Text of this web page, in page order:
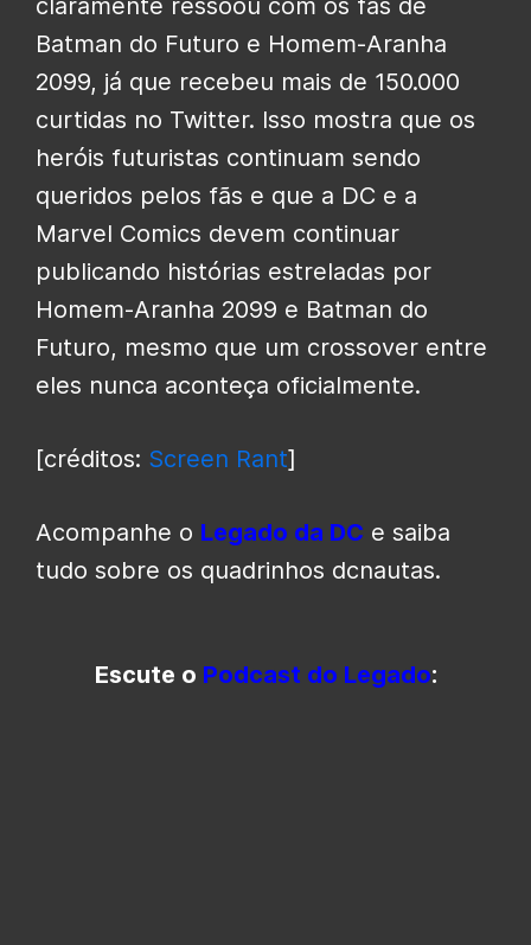
claramente ressoou com os fãs de
Batman do Futuro e Homem-Aranha
2099, já que recebeu mais de 150.000
curtidas no Twitter. Isso mostra que os
heróis futuristas continuam sendo
queridos pelos fãs e que a DC e a
Marvel Comics devem continuar
publicando histórias estreladas por
Homem-Aranha 2099 e Batman do
Futuro, mesmo que um crossover entre
eles nunca aconteça oficialmente.
[créditos: Screen Rant]
Acompanhe o Legado da DC e saiba
tudo sobre os quadrinhos dcnautas.
Escute o Podcast do Legado: